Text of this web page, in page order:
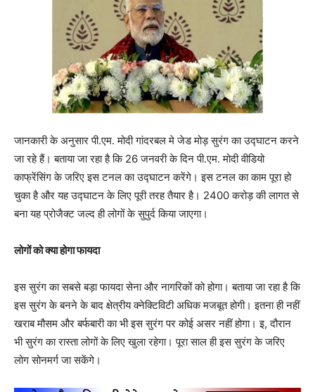
जानकारी के अनुसार पी.एम. मोदी गांदरबल मे जेड मोड़ सुरंग का उद्घाटन करने
जा रहे हैं। बताया जा रहा है कि 26 जनवरी के दिन पी.एम. मोदी वीडियो
काफ्रेंसिंग के जरिए इस टनल का उद्घाटन करेंगे। इस टनल का काम पूरा हो
चुका है और यह उद्घाटन के लिए पूरी तरह तैयार है। 2400 करोड़ की लागत से
बना यह प्रोजैक्ट जल्द ही लोगों के सुपुर्द किया जाएगा।
लोगों को क्या होगा फायदा
इस सुरंग का सबसे बड़ा फायदा सेना और नागरिकों को होगा। बताया जा रहा है कि
इस सुरंग के बनने के बाद क्षेत्रीय क्नेक्टिविटी अधिक मजबूत होगी। इतना ही नहीं
खराब मौसम और बर्फबारी का भी इस सुरंग पर कोई असर नहीं होगा। इ, दौरान
भी सुरंग का रास्ता लोगों के लिए खुला रहेगा। पूरा साल ही इस सुरंग के जरिए
लोग सोनमर्ग जा सकेंगे।